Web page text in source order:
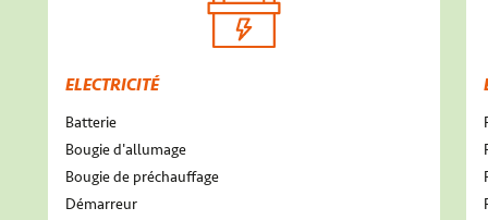
ELECTRICITÉ
Batterie
Bougie d'allumage
Bougie de préchauffage
Démarreur